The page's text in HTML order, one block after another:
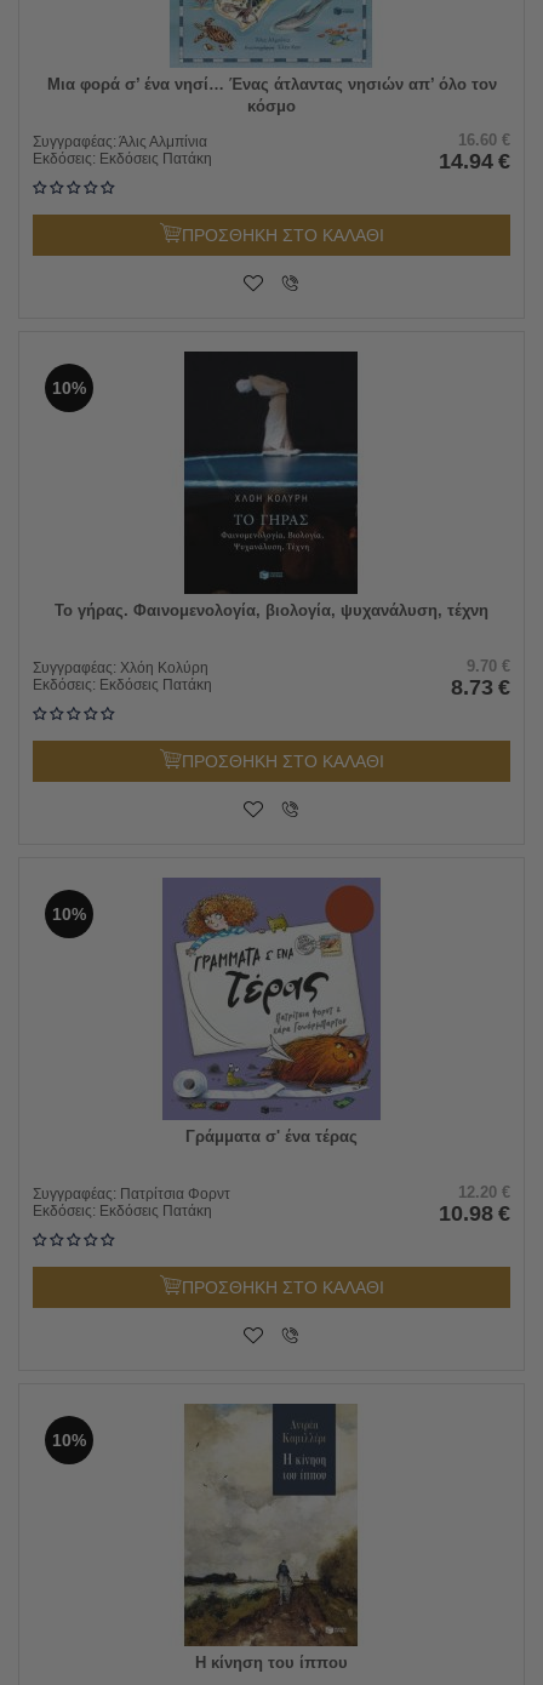
Μια φορά σ’ ένα νησί… Ένας άτλαντας νησιών απ’ όλο τον
κόσμο
Συγγραφέας: Άλις Αλμπίνια
Εκδόσεις: Εκδόσεις Πατάκη
16.60 €
14.94 €
ΠΡΟΣΘΗΚΗ ΣΤΟ ΚΑΛΑΘΙ
10%
Το γήρας. Φαινομενολογία, βιολογία, ψυχανάλυση, τέχνη
Συγγραφέας: Χλόη Κολύρη
Εκδόσεις: Εκδόσεις Πατάκη
9.70 €
8.73 €
ΠΡΟΣΘΗΚΗ ΣΤΟ ΚΑΛΑΘΙ
10%
Γράμματα σ' ένα τέρας
Συγγραφέας: Πατρίτσια Φορντ
Εκδόσεις: Εκδόσεις Πατάκη
12.20 €
10.98 €
ΠΡΟΣΘΗΚΗ ΣΤΟ ΚΑΛΑΘΙ
10%
Η κίνηση του ίππου